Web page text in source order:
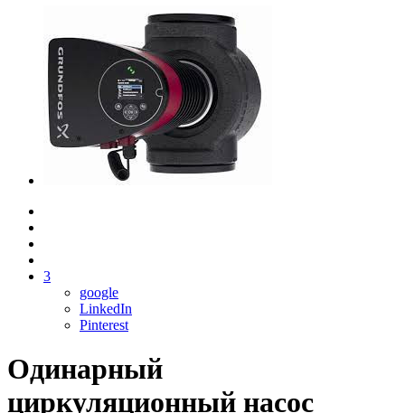
3
google
LinkedIn
Pinterest
Одинарный
циркуляционный насос